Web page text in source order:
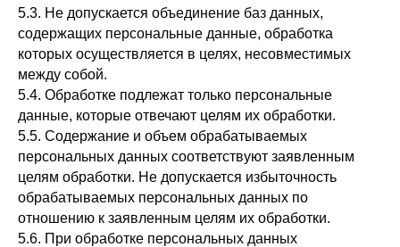
5.3. Не допускается объединение баз данных,
содержащих персональные данные, обработка
которых осуществляется в целях, несовместимых
между собой.
5.4. Обработке подлежат только персональные
данные, которые отвечают целям их обработки.
5.5. Содержание и объем обрабатываемых
персональных данных соответствуют заявленным
целям обработки. Не допускается избыточность
обрабатываемых персональных данных по
отношению к заявленным целям их обработки.
5.6. При обработке персональных данных